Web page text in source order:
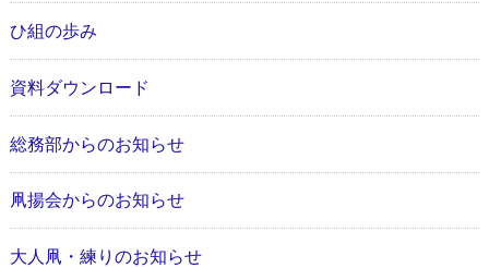
ひ組の歩み
資料ダウンロード
総務部からのお知らせ
凧揚会からのお知らせ
大人凧・練りのお知らせ